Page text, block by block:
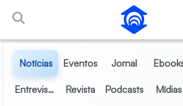
Pular para o Conteúdo principal
Notícias Eventos Jornal
Entrevistas Revista Podcasts Mídias